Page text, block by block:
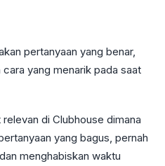
pertanyaan yang benar,
yang menarik pada saat
di Clubhouse dimana
yang bagus, pernah
menghabiskan waktu